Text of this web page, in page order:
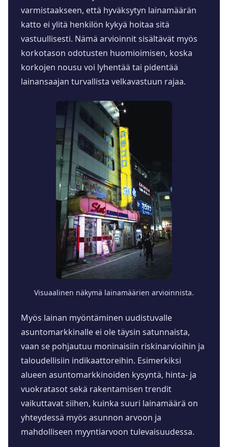
varmistaakseen, että hyväksytyn lainamäärän
katto ei ylitä henkilön kykyä hoitaa sitä
vastuullisesti. Nämä arvioinnit sisältävät myös
korkotason odotusten huomioimisen, koska
korkojen nousu voi lyhentää tai pidentää
lainansaajan turvallista velkavastuun rajaa.
Visuaalinen näkymä lainamäärien arvioinnista.
Myös lainan myöntäminen uudistuvalle
asuntomarkkinalle ei ole täysin satunnaista,
vaan se pohjautuu moninaisiin riskinarvioihin ja
taloudellisiin indikaattoreihin. Esimerkiksi
alueen asuntomarkkinoiden kysyntä, hinta- ja
vuokratasot sekä rakentamisen trendit
vaikuttavat siihen, kuinka suuri lainamäärä on
yhteydessä myös asunnon arvoon ja
mahdolliseen myyntiarvoon tulevaisuudessa.